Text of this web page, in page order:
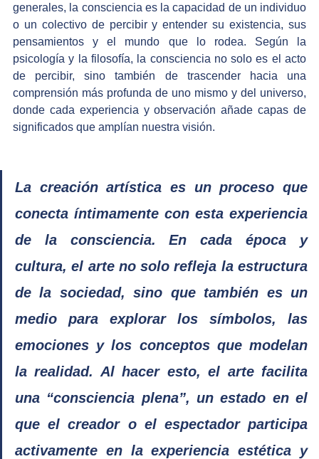
generales, la consciencia es la capacidad de un individuo
o un colectivo de percibir y entender su existencia, sus
pensamientos y el mundo que lo rodea. Según la
psicología y la filosofía, la consciencia no solo es el acto
de percibir, sino también de trascender hacia una
comprensión más profunda de uno mismo y del universo,
donde cada experiencia y observación añade capas de
significados que amplían nuestra visión.
La creación artística es un proceso que
conecta íntimamente con esta experiencia
de la consciencia. En cada época y
cultura, el arte no solo refleja la estructura
de la sociedad, sino que también es un
medio para explorar los símbolos, las
emociones y los conceptos que modelan
la realidad. Al hacer esto, el arte facilita
una “consciencia plena”, un estado en el
que el creador o el espectador participa
activamente en la experiencia estética y